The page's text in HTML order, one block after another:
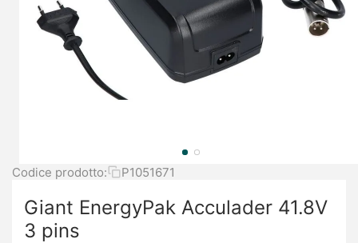
Codice prodotto: P1051671
Giant EnergyPak Acculader 41.8V
3 pins